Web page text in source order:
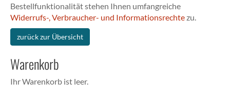
Bestellfunktionalität stehen Ihnen umfangreiche
Widerrufs-, Verbraucher- und Informationsrechtezu.
zurück zur Übersicht
Warenkorb
Ihr Warenkorb ist leer.